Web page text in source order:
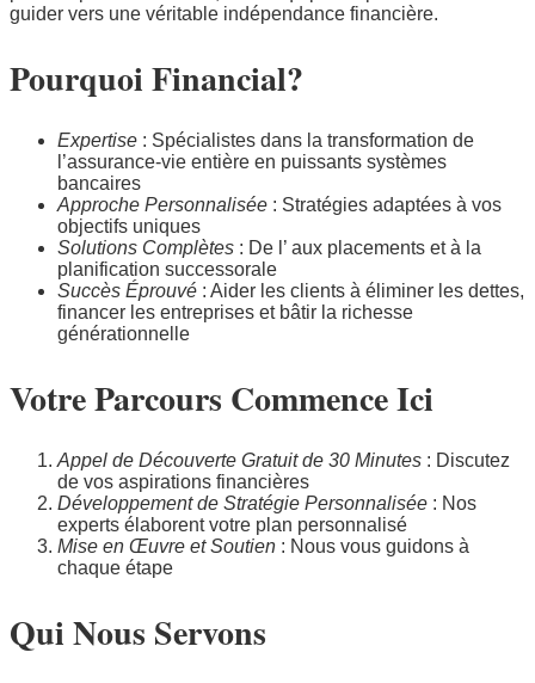
guider vers une véritable indépendance financière.
Pourquoi Financial?
Expertise : Spécialistes dans la transformation de
l’assurance-vie entière en puissants systèmes
bancaires
Approche Personnalisée : Stratégies adaptées à vos
objectifs uniques
Solutions Complètes : De l’ aux placements et à la
planification successorale
Succès Éprouvé : Aider les clients à éliminer les dettes,
financer les entreprises et bâtir la richesse
générationnelle
Votre Parcours Commence Ici
Appel de Découverte Gratuit de 30 Minutes : Discutez
de vos aspirations financières
Développement de Stratégie Personnalisée : Nos
experts élaborent votre plan personnalisé
Mise en Œuvre et Soutien : Nous vous guidons à
chaque étape
Qui Nous Servons